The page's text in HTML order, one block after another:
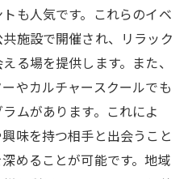
際のポイント
受けることで得られる安
活体験談
を最大限に活用する方法
作成のコツ自信を持って
も人気です。これらのイベ
施設で開催され、リラック
る場を提供します。また、
やカルチャースクールでも
ムがあります。これによ
味を持つ相手と出会うこと
めることが可能です。地域